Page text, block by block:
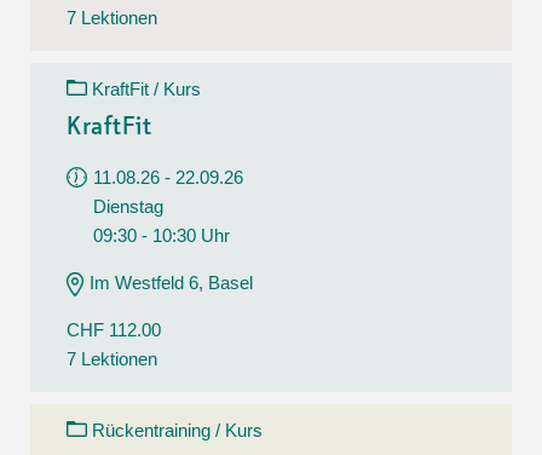
7 Lektionen
KraftFit / Kurs
KraftFit
11.08.26 - 22.09.26
Dienstag
09:30 - 10:30 Uhr
Im Westfeld 6, Basel
CHF 112.00
7 Lektionen
Rückentraining / Kurs